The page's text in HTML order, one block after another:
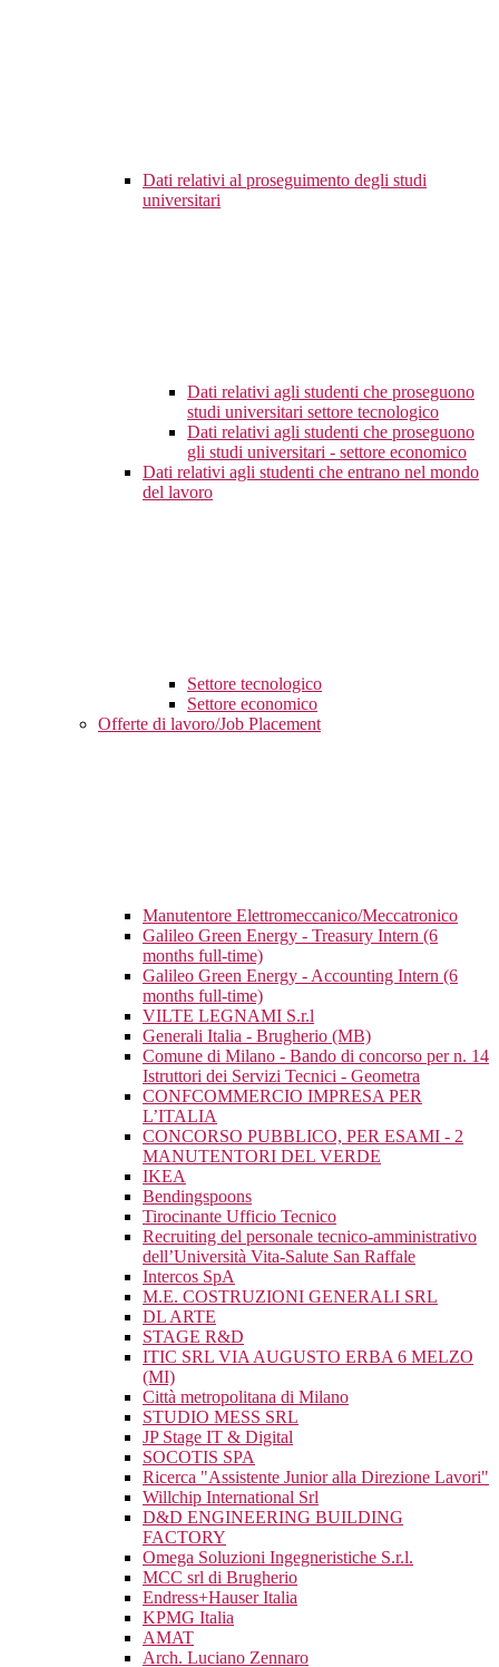
Dati relativi al proseguimento degli studi
universitari
Dati relativi agli studenti che proseguono
studi universitari settore tecnologico
Dati relativi agli studenti che proseguono
gli studi universitari - settore economico
Dati relativi agli studenti che entrano nel mondo
del lavoro
Settore tecnologico
Settore economico
Offerte di lavoro/Job Placement
Manutentore Elettromeccanico/Meccatronico
Galileo Green Energy - Treasury Intern (6
months full-time)
Galileo Green Energy - Accounting Intern (6
months full-time)
VILTE LEGNAMI S.r.l
Generali Italia - Brugherio (MB)
Comune di Milano - Bando di concorso per n. 14
Istruttori dei Servizi Tecnici - Geometra
CONFCOMMERCIO IMPRESA PER
L’ITALIA
CONCORSO PUBBLICO, PER ESAMI - 2
MANUTENTORI DEL VERDE
IKEA
Bendingspoons
Tirocinante Ufficio Tecnico
Recruiting del personale tecnico-amministrativo
dell’Università Vita-Salute San Raffale
Intercos SpA
M.E. COSTRUZIONI GENERALI SRL
DL ARTE
STAGE R&D
ITIC SRL VIA AUGUSTO ERBA 6 MELZO
(MI)
Città metropolitana di Milano
STUDIO MESS SRL
JP Stage IT & Digital
SOCOTIS SPA
Ricerca "Assistente Junior alla Direzione Lavori"
Willchip International Srl
D&D ENGINEERING BUILDING
FACTORY
Omega Soluzioni Ingegneristiche S.r.l.
MCC srl di Brugherio
Endress+Hauser Italia
KPMG Italia
AMAT
Arch. Luciano Zennaro